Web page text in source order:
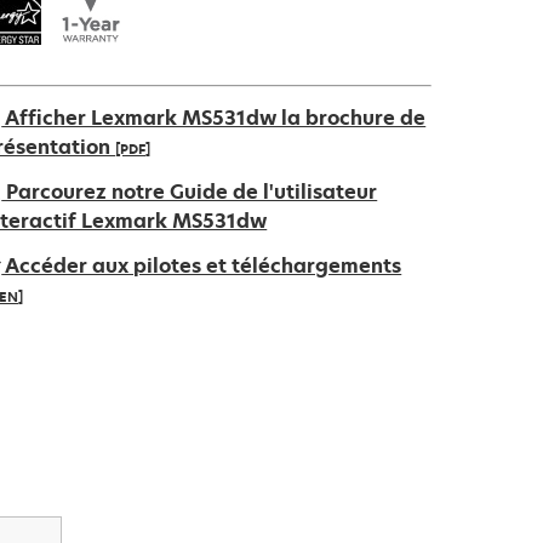
Afficher Lexmark MS531dw la brochure de
[PDF]
Parcourez notre Guide de l'utilisateur
Lexmark MS531dw
Accéder aux pilotes et téléchargements